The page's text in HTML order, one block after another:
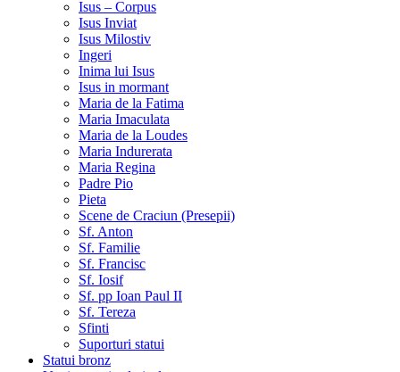
Isus – Corpus
Isus Inviat
Isus Milostiv
Ingeri
Inima lui Isus
Isus in mormant
Maria de la Fatima
Maria Imaculata
Maria de la Loudes
Maria Indurerata
Maria Regina
Padre Pio
Pieta
Scene de Craciun (Presepii)
Sf. Anton
Sf. Familie
Sf. Francisc
Sf. Iosif
Sf. pp Ioan Paul II
Sf. Tereza
Sfinti
Suporturi statui
Statui bronz